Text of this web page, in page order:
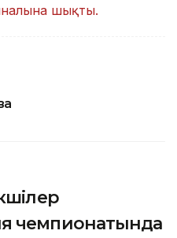
шықты.
чемпионатында